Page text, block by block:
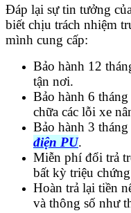
Đáp lại sự tin tưởng
biết chịu trách nhiệm
mình cung cấp:
Bảo hành 12
tận nơi.
Bảo hành 6
chữa các lỗi xe
Bảo hành 3
điện PU.
Miễn phí đổi trả
bất kỳ triệu
Hoàn trả lại tiền
và thông số như